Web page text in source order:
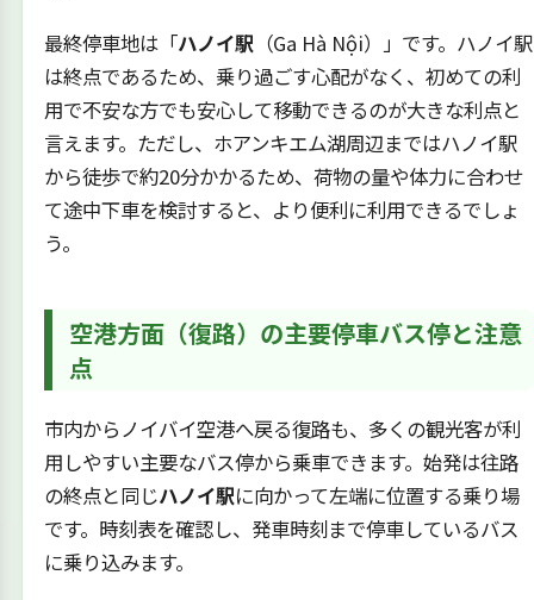
最終停車地は「ハノイ駅（Ga Hà Nội）」です。ハノイ駅
は終点であるため、乗り過ごす心配がなく、初めての利
用で不安な方でも安心して移動できるのが大きな利点と
言えます。ただし、ホアンキエム湖周辺まではハノイ駅
から徒歩で約20分かかるため、荷物の量や体力に合わせ
て途中下車を検討すると、より便利に利用できるでしょ
う。
空港方面（復路）の主要停車バス停と注意
点
市内からノイバイ空港へ戻る復路も、多くの観光客が利
用しやすい主要なバス停から乗車できます。始発は往路
の終点と同じハノイ駅に向かって左端に位置する乗り場
です。時刻表を確認し、発車時刻まで停車しているバス
に乗り込みます。